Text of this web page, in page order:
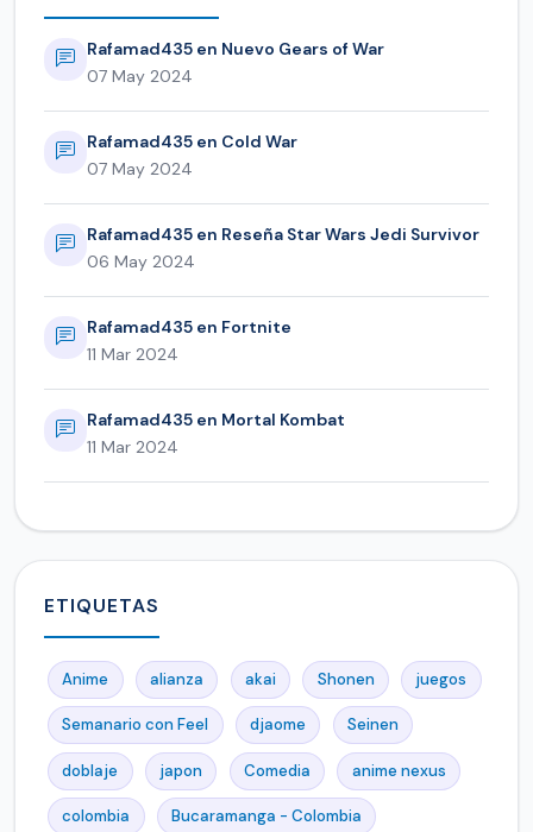
Rafamad435 en Nuevo Gears of War
07 May 2024
Rafamad435 en Cold War
07 May 2024
Rafamad435 en Reseña Star Wars Jedi Survivor
06 May 2024
Rafamad435 en Fortnite
11 Mar 2024
Rafamad435 en Mortal Kombat
11 Mar 2024
ETIQUETAS
Anime alianza akai Shonen juegos
Semanario con Feel djaome Seinen
doblaje japon Comedia anime nexus
colombia Bucaramanga - Colombia